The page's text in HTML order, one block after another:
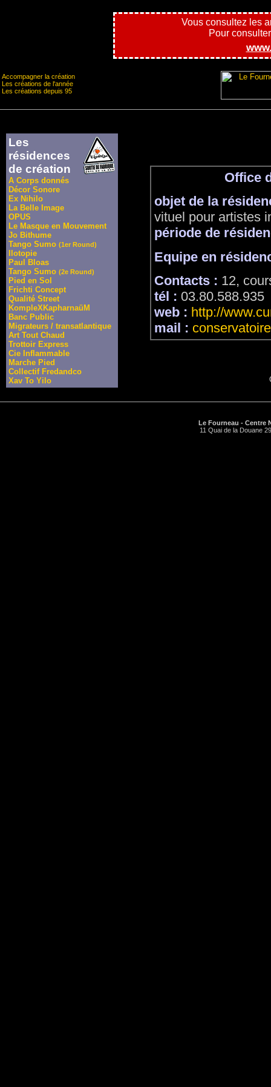
Vous consultez les
Pour
Accompagner la création
Les créations de l'année
Les créations depuis 95
Les
résidences
de création
A Corps donnés
Décor Sonore
Ex Nihilo
La Belle Image
OPUS
Le Masque en Mouvement
Jo Bithume
Tango Sumo (1er Round)
Ilotopie
Paul Bloas
Tango Sumo (2e Round)
Pied en Sol
Frichti Concept
Qualité Street
KompleXKapharnaüM
Banc Public
Migrateurs / transatlantique
Art Tout Chaud
Trottoir Express
Cie Inflammable
Marche Pied
Collectif Fredandco
Xav To Yilo
Office
objet de la
vituel pour artistes
période de
Equipe en
Contacts : 12,
tél : 03.80.588.935
web : http://
mail :
Le Fourneau - Centre
11 Quai de la Douane